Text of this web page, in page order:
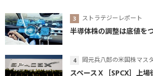
ストラテジーレポート
半導体株の調整は底値を
岡元兵八郎の米国株マス
スペースＸ［SPCX］上